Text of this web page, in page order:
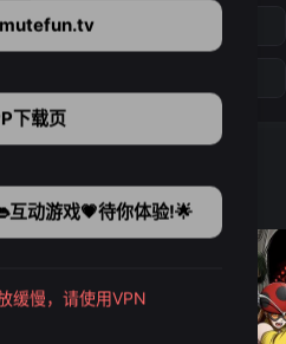
第12集
下载页
互动游戏💗待你体验!🌟
缓慢，请使用VPN